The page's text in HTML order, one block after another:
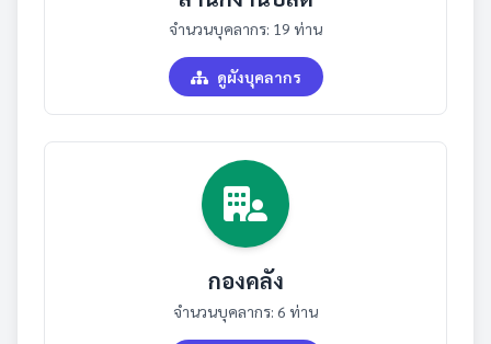
จำนวนบุคลากร: 19 ท่าน
ดูผังบุคลากร
กองคลัง
จำนวนบุคลากร: 6 ท่าน